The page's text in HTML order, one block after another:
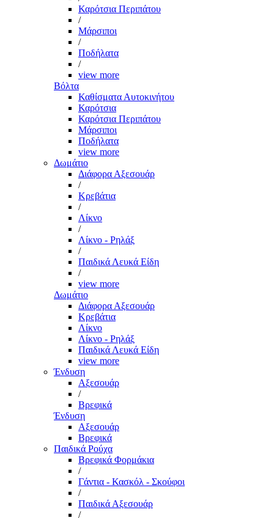
Καρότσια Περιπάτου
/
Μάρσιποι
/
Ποδήλατα
/
view more
Βόλτα
Καθίσματα Αυτοκινήτου
Καρότσια
Καρότσια Περιπάτου
Μάρσιποι
Ποδήλατα
view more
Δωμάτιο
Διάφορα Αξεσουάρ
/
Κρεβάτια
/
Λίκνο
/
Λίκνο - Ρηλάξ
/
Παιδικά Λευκά Είδη
/
view more
Δωμάτιο
Διάφορα Αξεσουάρ
Κρεβάτια
Λίκνο
Λίκνο - Ρηλάξ
Παιδικά Λευκά Είδη
view more
Ένδυση
Αξεσουάρ
/
Βρεφικά
Ένδυση
Αξεσουάρ
Βρεφικά
Παιδικά Ρούχα
Βρεφικά Φορμάκια
/
Γάντια - Κασκόλ - Σκούφοι
/
Παιδικά Αξεσουάρ
/